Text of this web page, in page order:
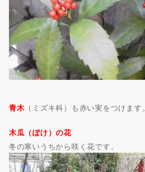
青木（ミズキ科）も赤い実をつけます。
木瓜（ぼけ）の花
冬の寒いうちから咲く花です。